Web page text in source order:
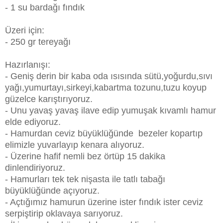
- 1 su bardağı fındık
Üzeri için:
- 250 gr tereyağı
Hazırlanışı:
- Geniş derin bir kaba oda ısısında sütü,yoğurdu,sıvı
yağı,yumurtayı,sirkeyi,kabartma tozunu,tuzu koyup
güzelce karıştırıyoruz.
- Unu yavaş yavaş ilave edip yumuşak kıvamlı hamur
elde ediyoruz.
- Hamurdan ceviz büyüklüğünde bezeler kopartıp
elimizle yuvarlayıp kenara alıyoruz.
- Üzerine hafif nemli bez örtüp 15 dakika
dinlendiriyoruz.
- Hamurları tek tek nişasta ile tatlı tabağı
büyüklüğünde açıyoruz.
- Açtığımız hamurun üzerine ister fındık ister ceviz
serpiştirip oklavaya sarıyoruz.